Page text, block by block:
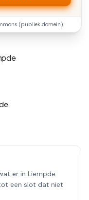
(publiek domein).
er in Liempde
een slot dat niet